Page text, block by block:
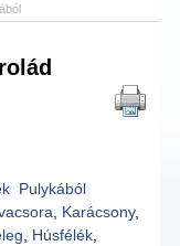
Pulykából
Karácsony,
Húsfélék